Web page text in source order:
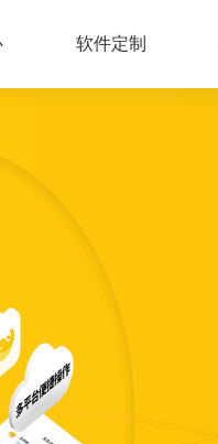
软件定制